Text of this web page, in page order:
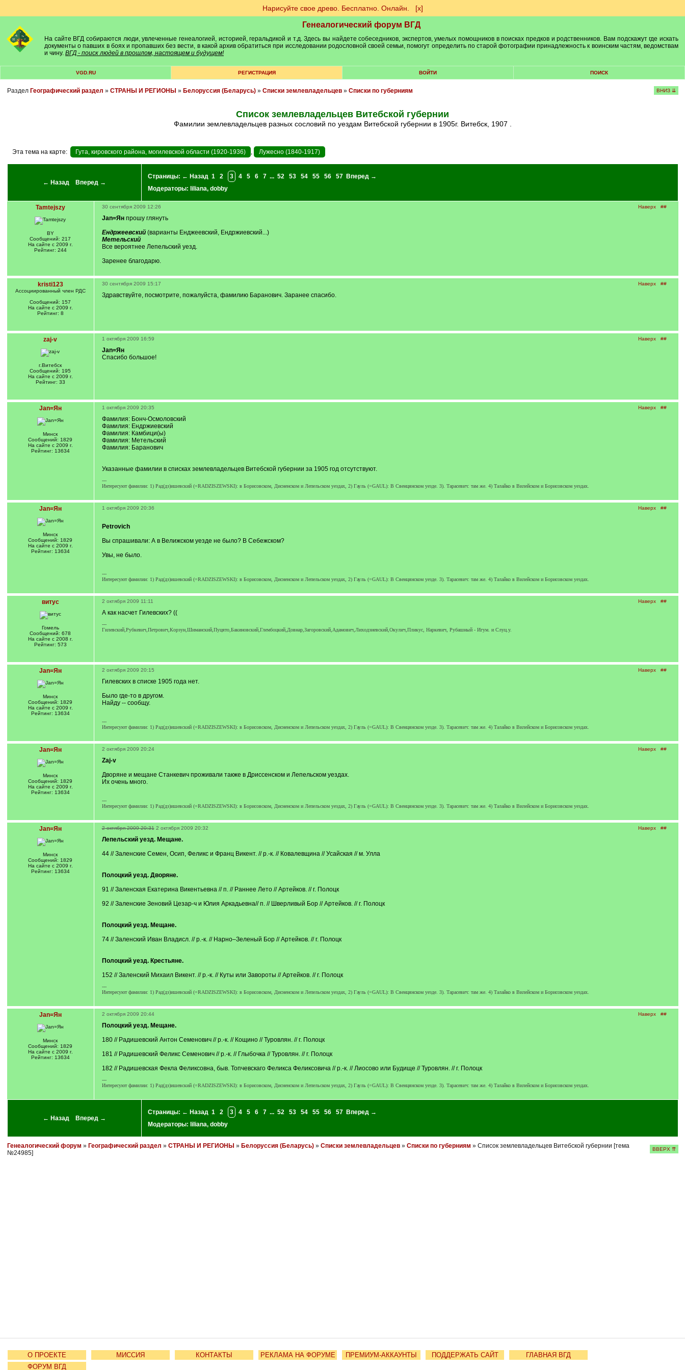
Нарисуйте свое древо. Бесплатно. Онлайн. [х]
Генеалогический форум ВГД
На сайте ВГД собираются люди, увлеченные генеалогией, историей, геральдикой и т.д. Здесь вы найдете собеседников, экспертов, умелых помощников в поисках предков и родственников. Вам подскажут где искать
документы о павших в боях и пропавших без вести, в какой архив обратиться при исследовании родословной своей семьи, помогут определить по старой фотографии принадлежность к воинским частям, ведомствам
и чину. ВГД - поиск людей в прошлом, настоящем и будущем!
VGD.RU РЕГИСТРАЦИЯ ВОЙТИ ПОИСК
Раздел Географический раздел » СТРАНЫ И РЕГИОНЫ » Белоруссия (Беларусь)» Списки землевладельцев» Списки по губерниям ВНИЗ ⇊
Список землевладельцев Витебской губернии
Фамилии землевладельцев разных сословий по уездам Витебской губернии в 1905г. Витебск, 1907 .
Эта тема на карте: Гута, кировского района, могилевской области (1920-1936) , Лужесно (1840-1917)
← Назад Вперед →
Страницы: ← Назад 1 2 3 4 5 6 7 ... 52 53 54 55 56 57
Вперед →
Модераторы: liliana, dobby
Tamtejszy
BY
Сообщений: 217
На сайте с 2009 г.
Рейтинг: 244
Наверх ##
30 сентября 2009 12:26
Jan=Янпрошу глянуть
Ендржеевский(варианты Енджеевский, Ендржиевский...)
Метельский
Все вероятнее Лепельский уезд.
Заренее благодарю.
kristi123
Ассоциированный член РДС
Сообщений: 157
На сайте с 2009 г.
Рейтинг: 8
Наверх ##
30 сентября 2009 15:17
Здравствуйте, посмотрите, пожалуйста, фамилию Баранович. Заранее спасибо.
zaj-v
г.Витебск
Сообщений: 195
На сайте с 2009 г.
Рейтинг: 33
Наверх ##
1 октября 2009 16:59
Jan=Ян
Спасибо большое!
Jan=Ян
Минск
Сообщений: 1829
На сайте с 2009 г.
Рейтинг: 13634
Наверх ##
1 октября 2009 20:35
Фамилия: Бонч-Осмоловский
Фамилия: Ендржиевский
Фамилия: Камбици(ы)
Фамилия: Метельский
Фамилия: Баранович
Указанные фамилии в списках землевладельцев Витебской губернии за 1905 год отсутствуют.
---
Интересуют фамилии: 1) Рад(дз)ишевский (=RADZISZEWSKI): в Борисовском, Дисненском и Лепельском уездах, 2) Гауль (=GAUL): В Свенцянском уезде. 3). Тарасевич: там же. 4) Талайко в Вилейском и Борисовском уездах.
Jan=Ян
Минск
Сообщений: 1829
На сайте с 2009 г.
Рейтинг: 13634
Наверх ##
1 октября 2009 20:36
Petrovich
Вы спрашивали: А в Велижском уезде не было? В Себежском?
Увы, не было.
---
Интересуют фамилии: 1) Рад(дз)ишевский (=RADZISZEWSKI): в Борисовском, Дисненском и Лепельском уездах, 2) Гауль (=GAUL): В Свенцянском уезде. 3). Тарасевич: там же. 4) Талайко в Вилейском и Борисовском уездах.
витус
Гомель
Сообщений: 678
На сайте с 2008 г.
Рейтинг: 573
Наверх ##
2 октября 2009 11:11
А как насчет Гилевских? ((
---
Гилевский,Рубкевич,Петрович,Корзун,Шиманский,Пуцято,Бакиновский,Глембоцкий,Довнар,Загоровский,Адамович,Лиходзиевский,Окулич,Пликус, Наркевич, Рубашный - Игум. и Слуц.у.
Jan=Ян
Минск
Сообщений: 1829
На сайте с 2009 г.
Рейтинг: 13634
Наверх ##
2 октября 2009 20:15
Гилевских в списке 1905 года нет.
Было где-то в другом.
Найду -- сообщу.
---
Интересуют фамилии: 1) Рад(дз)ишевский (=RADZISZEWSKI): в Борисовском, Дисненском и Лепельском уездах, 2) Гауль (=GAUL): В Свенцянском уезде. 3). Тарасевич: там же. 4) Талайко в Вилейском и Борисовском уездах.
Jan=Ян
Минск
Сообщений: 1829
На сайте с 2009 г.
Рейтинг: 13634
Наверх ##
2 октября 2009 20:24
Zaj-v
Дворяне и мещане Станкевич проживали также в Дриссенском и Лепельском уездах.
Их очень много.
---
Интересуют фамилии: 1) Рад(дз)ишевский (=RADZISZEWSKI): в Борисовском, Дисненском и Лепельском уездах, 2) Гауль (=GAUL): В Свенцянском уезде. 3). Тарасевич: там же. 4) Талайко в Вилейском и Борисовском уездах.
Jan=Ян
Минск
Сообщений: 1829
На сайте с 2009 г.
Рейтинг: 13634
Наверх ##
2 октября 2009 20:31 2 октября 2009 20:32
Лепельский уезд. Мещане.
44 // Заленские Семен, Осип, Феликс и Франц Викент. // р.-к. // Ковалевщина // Усайская // м. Улла
Полоцкий уезд. Дворяне.
91 // Заленская Екатерина Викентьевна // п. // Раннее Лето // Артейков. // г. Полоцк
92 // Заленские Зеновий Цезар-ч и Юлия Аркадьевна// п. // Шверливый Бор // Артейков. // г. Полоцк
Полоцкий уезд. Мещане.
74 // Заленский Иван Владисл. // р.-к. // Нарно–Зеленый Бор // Артейков. // г. Полоцк
Полоцкий уезд. Крестьяне.
152 // Заленский Михаил Викент. // р.-к. // Куты или Завороты // Артейков. // г. Полоцк
---
Интересуют фамилии: 1) Рад(дз)ишевский (=RADZISZEWSKI): в Борисовском, Дисненском и Лепельском уездах, 2) Гауль (=GAUL): В Свенцянском уезде. 3). Тарасевич: там же. 4) Талайко в Вилейском и Борисовском уездах.
Jan=Ян
Минск
Сообщений: 1829
На сайте с 2009 г.
Рейтинг: 13634
Наверх ##
2 октября 2009 20:44
Полоцкий уезд. Мещане.
180 // Радишевский Антон Семенович // р.-к. // Кощино // Туровлян. // г. Полоцк
181 // Радишевский Феликс Семенович // р.-к. // Глыбочка // Туровлян. // г. Полоцк
182 // Радишевская Фекла Феликсовна, быв. Топчевскаго Феликса Феликсовича // р.-к. // Лиосово или Будище // Туровлян. // г. Полоцк
---
Интересуют фамилии: 1) Рад(дз)ишевский (=RADZISZEWSKI): в Борисовском, Дисненском и Лепельском уездах, 2) Гауль (=GAUL): В Свенцянском уезде. 3). Тарасевич: там же. 4) Талайко в Вилейском и Борисовском уездах.
← Назад Вперед →
Страницы: ← Назад 1 2 3 4 5 6 7 ... 52 53 54 55 56 57
Вперед →
Модераторы: liliana, dobby
Генеалогический форум » Географический раздел » СТРАНЫ И РЕГИОНЫ » Белоруссия (Беларусь)» Списки землевладельцев» Списки по губерниям » Список землевладельцев Витебской губернии [тема
№24985]
ВВЕРХ ⇈
О ПРОЕКТЕ МИССИЯ КОНТАКТЫ РЕКЛАМА НА ФОРУМЕ ПРЕМИУМ-АККАУНТЫ ПОДДЕРЖАТЬ САЙТ
ГЛАВНАЯ ВГД
ФОРУМ ВГД